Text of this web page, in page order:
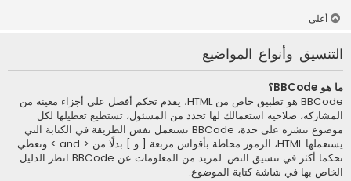
أعلى
التنسيق وأنواع المواضيع
ما هو BBCode؟
BBCode هو تطبيق خاص من HTML، يقدم تحكم أفصل على أجزاء معينة من
المشاركة، صلاحية استعمالك لها تحدد من المسئول، تستطيع تعطيلها لكل
موضوع تنشره على حدة، BBCode تستعمل نفس الطريقة في الكتابة التي
يستعملها HTML، الرموز محاطة بأقواس مربعة [ و ] بدلًا من < and > وتعطي
تحكما أكثر في تنسيق النص. لمزيد من المعلومات عن BBCode انظر الدليل
الخاص بها في شاشة كتابة الموضوع.